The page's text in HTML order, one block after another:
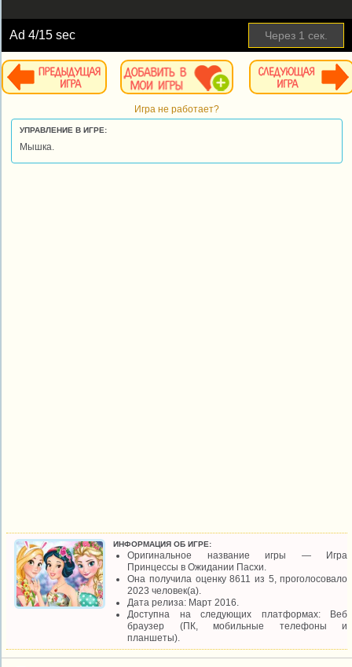
Ad5/15 sec Пропустить
Игра не работает?
УПРАВЛЕНИЕ В ИГРЕ:
Мышка.
ИНФОРМАЦИЯ ОБ ИГРЕ:
Оригинальное название игры — Игра
Принцессы в Ожидании Пасхи.
Она получила оценку 8611 из 5, проголосовало
2023 человек(а).
Дата релиза: Март 2016.
Доступна на следующих платформах: Веб
браузер (ПК, мобильные телефоны и
планшеты).